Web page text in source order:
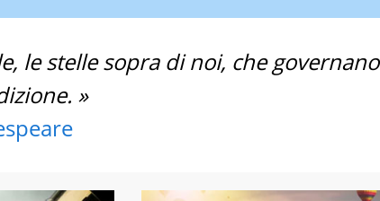
le stelle sopra di noi, che governano
»